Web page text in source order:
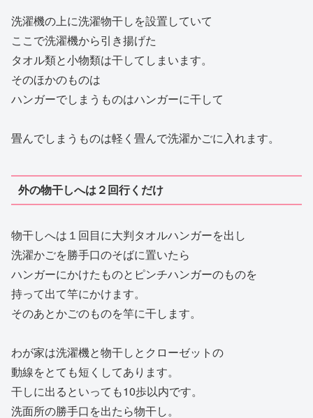
洗濯機の上に洗濯物干しを設置していて
ここで洗濯機から引き揚げた
タオル類と小物類は干してしまいます。
そのほかのものは
ハンガーでしまうものはハンガーに干して
畳んでしまうものは軽く畳んで洗濯かごに入れます。
外の物干しへは２回行くだけ
物干しへは１回目に大判タオルハンガーを出し
洗濯かごを勝手口のそばに置いたら
ハンガーにかけたものとピンチハンガーのものを
持って出て竿にかけます。
そのあとかごのものを竿に干します。
わが家は洗濯機と物干しとクローゼットの
動線をとても短くしてあります。
干しに出るといっても10歩以内です。
洗面所の勝手口を出たら物干し。